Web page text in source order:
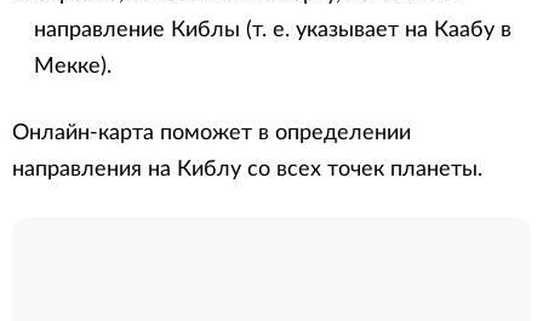
направление Киблы (т. е. указывает на Каабу в
Мекке).
Онлайн-карта поможет в определении
направления на Киблу со всех точек планеты.